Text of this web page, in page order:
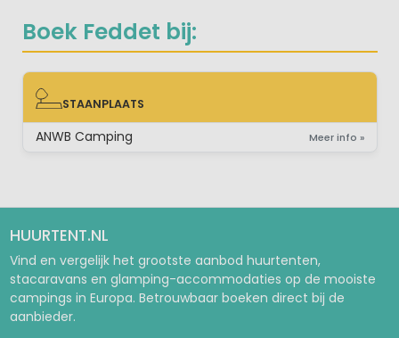
Boek Feddet bij:
STAANPLAATS
STAANPLAATS
ANWB Camping Meer info »
HUURTENT.NL
Vind en vergelijk het grootste aanbod huurtenten,
stacaravans en glamping-accommodaties op de mooiste
campings in Europa. Betrouwbaar boeken direct bij de
aanbieder.